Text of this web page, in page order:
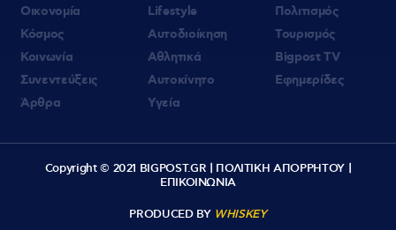
Οικονομία
Κόσμος
Κοινωνία
Συνεντεύξεις
Άρθρα
Lifestyle
Αυτοδιοίκηση
Αθλητικά
Αυτοκίνητο
Υγεία
Πολιτισμός
Τουρισμός
Bigpost TV
Εφημερίδες
Copyright © 2021 BIGPOST.GR | ΠΟΛΙΤΙΚΗ ΑΠΟΡΡΗΤΟΥ|
ΕΠΙΚΟΙΝΩΝΙΑ
PRODUCED BY WHISKEY